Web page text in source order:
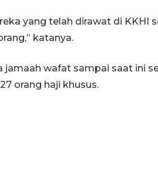
yang telah dirawat di KKHI
katanya.
jamaah wafat sampai saat ini
orang haji khusus.